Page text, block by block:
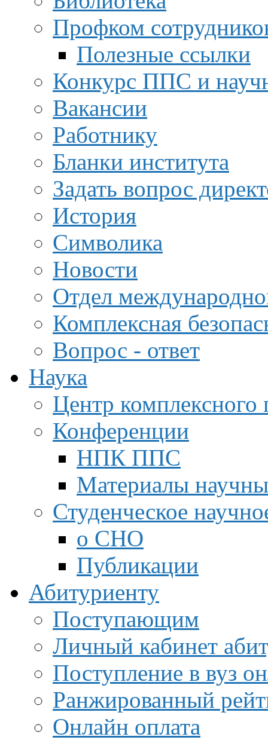
Профком
Полезные ссылки
Конкурс ППС и
Вакансии
Работнику
Бланки института
Задать вопрос
История
Символика
Новости
Отдел
Комплексная
Вопрос - ответ
Наука
Центр
Конференции
НПК ППС
Материалы
Студенческое
о СНО
Публикации
Абитуриенту
Поступающим
Личный кабинет
Поступление в вуз
Ранжированный
Онлайн оплата